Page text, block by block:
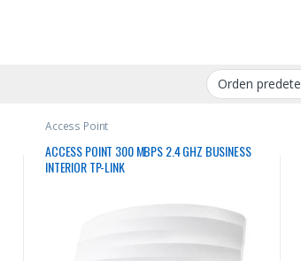
Access Point
ACCESS POINT 300 MBPS 2.4 GHZ BUSINESS
INTERIOR TP-LINK